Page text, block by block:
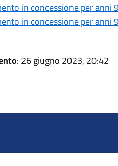
in concessione per
in concessione per
: 26 giugno 2023, 20:42